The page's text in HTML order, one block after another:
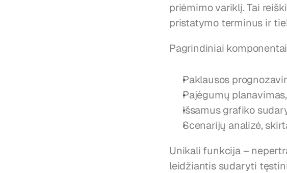
priėmimo variklį. Tai
pristatymo terminus ir
Pagrindiniai
Paklausos
Pajėgumų
Išsamus grafiko
Scenarijų analizė,
Unikali funkcija –
leidžiantis sudaryti